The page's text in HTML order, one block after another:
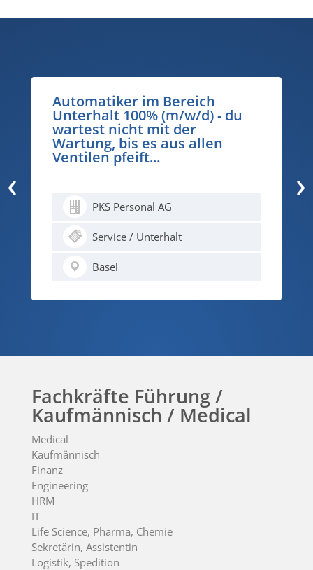
Automatiker im Bereich
Unterhalt 100% (m/w/d) - du
wartest nicht mit der
Wartung, bis es aus allen
Ventilen pfeift...
PKS Personal AG
Service / Unterhalt
Basel
‹ ›
Fachkräfte Führung /
Kaufmännisch / Medical
Medical
Kaufmännisch
Finanz
Engineering
HRM
IT
Life Science, Pharma, Chemie
Sekretärin, Assistentin
Logistik, Spedition